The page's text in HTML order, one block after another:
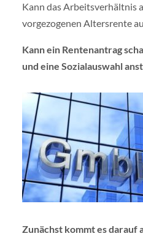
Kann das Arbeitsverhältnis
vorgezogenen Altersrente
Kann ein Rentenantrag
und eine Sozialauswahl
Zunächst kommt es darauf